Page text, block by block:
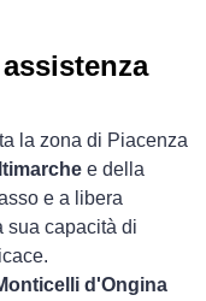
la zona di Piacenza
e della
e a libera
sua capacità di
d'Ongina